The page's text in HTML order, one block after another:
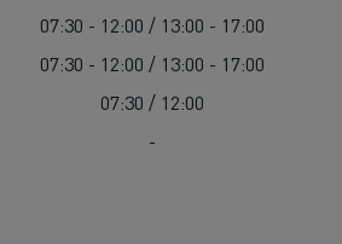
07:30 - 12:00 / 13:00 - 17:00
07:30 - 12:00 / 13:00 - 17:00
07:30 / 12:00
-